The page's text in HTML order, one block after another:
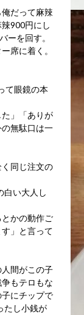
だって麻辣
900円にし
ーを回す。
席に着く。
て眼鏡の本
」「ありが
無駄口は一
同じ注文の
白い大人し
かの動作ご
」と言って
間がこの子
もテロもな
にチップで
たし小銭が